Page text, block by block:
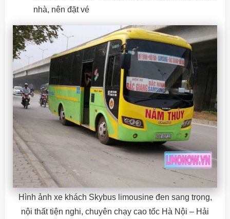
nhà, nên đặt vé
Hình ảnh xe khách Skybus limousine đen sang trọng,
nội thất tiện nghi, chuyên chạy cao tốc Hà Nội – Hải